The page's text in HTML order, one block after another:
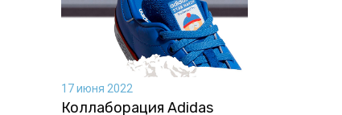
17 июня 2022
Коллаборация Аdidas